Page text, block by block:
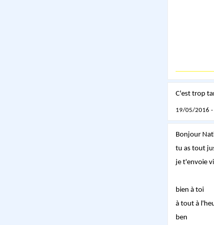
C'est trop
19/05/2016 -
Bonjour
tu as tout
je t'envoie
bien à toi
à tout à
ben